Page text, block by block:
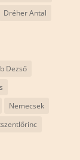
Dréher Antal
Dezső
Nemecsek